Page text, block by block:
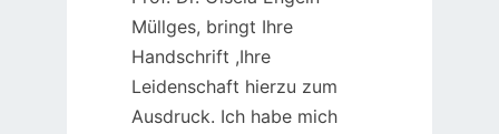
Müllges, bringt Ihre
Handschrift ,Ihre
Leidenschaft hierzu zum
Ausdruck. Ich habe mich